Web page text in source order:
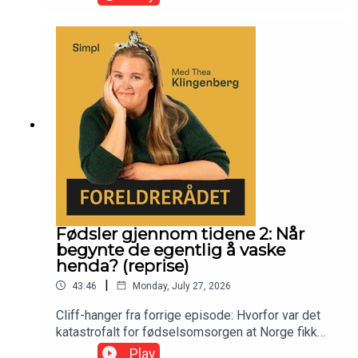
Fødsler gjennom tidene 2: Når
begynte de egentlig å vaske
henda? (reprise)
43:46 | Monday, July 27, 2026
Cliff-hanger fra forrige episode: Hvorfor var det
katastrofalt for fødselsomsorgen at Norge fikk
sitt eget universitet? Torgrim Sørnes, pensjonert
Play